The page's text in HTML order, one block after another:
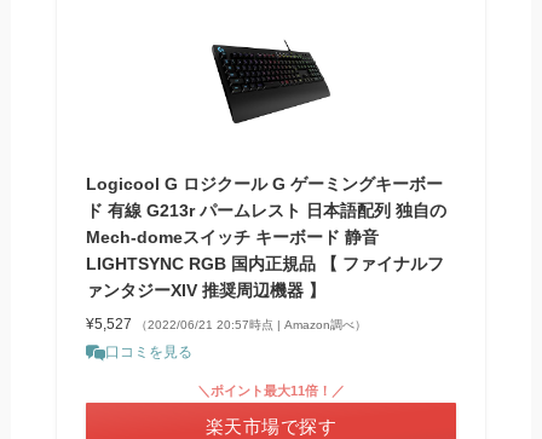
Logicool G ロジクール G ゲーミングキーボー
ド 有線 G213r パームレスト 日本語配列 独自の
Mech-domeスイッチ キーボード 静音
LIGHTSYNC RGB 国内正規品 【 ファイナルフ
ァンタジーXIV 推奨周辺機器 】
¥5,527 （2022/06/21 20:57時点 | Amazon調べ）
口コミを見る
＼ポイント最大11倍！／
楽天市場で探す